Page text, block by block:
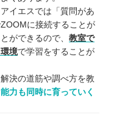
イエスでは「質問があ
に接続することが
ができるので、 教室で
境で学習をすることが
決の道筋や調べ方を教
力も同時に育っていく